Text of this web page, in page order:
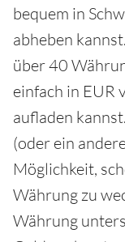
bequem in
abheben
über 40
einfach in EUR
aufladen
(oder ein
Möglichkeit,
Währung zu
Währung